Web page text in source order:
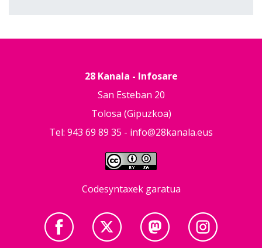
28 Kanala - Infosare
San Esteban 20
Tolosa (Gipuzkoa)
Tel: 943 69 89 35 - info@28kanala.eus
Codesyntaxek garatua